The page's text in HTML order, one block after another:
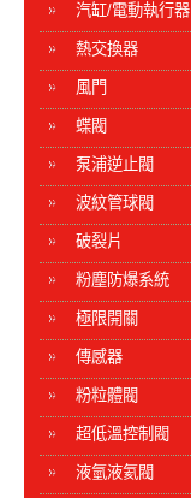
汽缸/電動執行器
熱交換器
風門
蝶閥
泵浦逆止閥
波紋管球閥
破裂片
粉塵防爆系統
極限開關
傳感器
粉粒體閥
超低溫控制閥
液氫液氦閥